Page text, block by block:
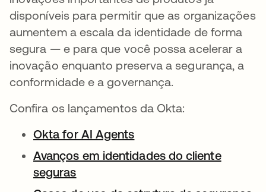
disponíveis para permitir que as organizações
aumentem a escala da identidade de forma
segura — e para que você possa acelerar a
inovação enquanto preserva a segurança, a
conformidade e a governança.
Confira os lançamentos da Okta:
Okta for AI Agents
Avanços em identidades do cliente
seguras